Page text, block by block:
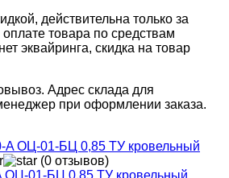
действительна только за
товара по средствам
эквайринга, скидка на товар
Адрес склада для
при оформлении заказа.
(0 отзывов)